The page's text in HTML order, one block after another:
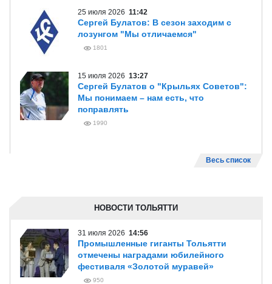
25 июля 2026 11:42
Сергей Булатов: В сезон заходим с
лозунгом "Мы отличаемся"
1801
15 июля 2026 13:27
Сергей Булатов о "Крыльях Советов":
Мы понимаем – нам есть, что
поправлять
1990
Весь список
НОВОСТИ ТОЛЬЯТТИ
31 июля 2026 14:56
Промышленные гиганты Тольятти
отмечены наградами юбилейного
фестиваля «Золотой муравей»
950